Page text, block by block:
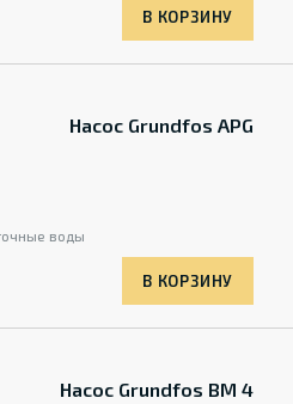
В КОРЗИНУ
Насос Grundfos APG
воды
В КОРЗИНУ
Насос Grundfos BM 4